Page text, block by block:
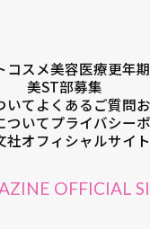
コスメ美容医療更年期
美ST部募集
いてよくあるご質問
ついてプライバシー
社オフィシャルサイト
OFFICIAL